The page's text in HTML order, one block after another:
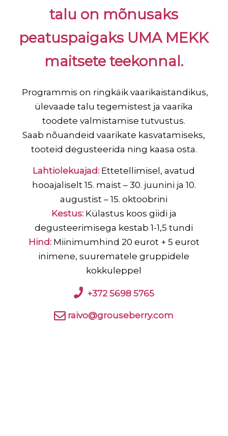
talu on mõnusaks
peatuspaigaks UMA MEKK
maitsete teekonnal.
Programmis on ringkäik vaarikaistandikus,
ülevaade talu tegemistest ja vaarika
toodete valmistamise tutvustus.
Saab nõuandeid vaarikate kasvatamiseks,
tooteid degusteerida ning kaasa osta.
Lahtiolekuajad: Ettetellimisel, avatud
hooajaliselt 15. maist – 30. juunini ja 10.
augustist – 15. oktoobrini
Kestus: Külastus koos giidi ja
degusteerimisega kestab 1-1,5 tundi
Hind: Miinimumhind 20 eurot + 5 eurot
inimene, suurematele gruppidele
kokkuleppel
+372 5698 5765
raivo@grouseberry.com